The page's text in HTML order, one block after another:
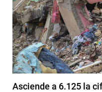
Asciende a 6.125 la